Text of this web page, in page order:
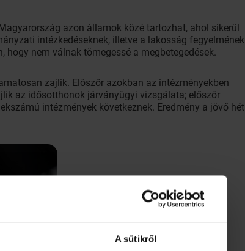
A sütikről
azon államok közé tartozhat, ahol sikerül
intézkedéseknek, illetve a lakosság fegyelmének
nem válnak tömegessé a megbetegedések.
zajlik. Először azokban az intézményekben
az idősotthonok járványügyi vizsgálata; először
intézmények következnek. Eredmény a jövő hét